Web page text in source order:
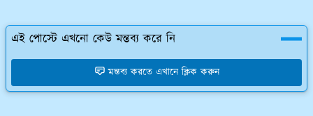
এই পোস্টে এখনো কেউ মন্তব্য করে নি
মন্তব্য করতে এখানে ক্লিক করুন